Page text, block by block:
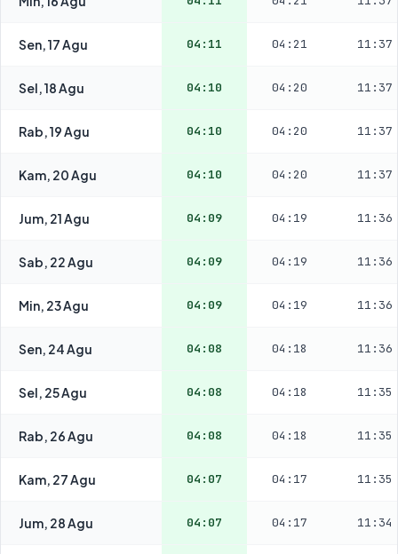
Sen, 17 Agu 04:11 04:21 11:37
Sel, 18 Agu 04:10 04:20 11:37
Rab, 19 Agu 04:10 04:20 11:37
Kam, 20 Agu 04:10 04:20 11:37
Jum, 21 Agu 04:09 04:19 11:36
Sab, 22 Agu 04:09 04:19 11:36
Min, 23 Agu 04:09 04:19 11:36
Sen, 24 Agu 04:08 04:18 11:36
Sel, 25 Agu 04:08 04:18 11:35
Rab, 26 Agu 04:08 04:18 11:35
Kam, 27 Agu 04:07 04:17 11:35
Jum, 28 Agu 04:07 04:17 11:34